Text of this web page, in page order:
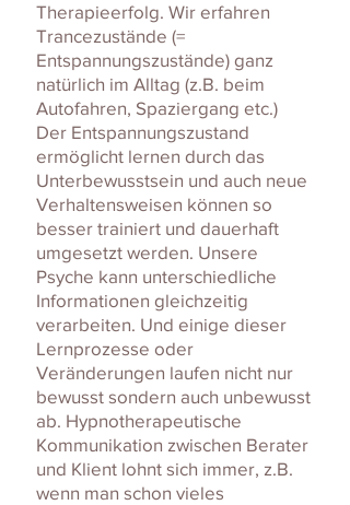
Therapieerfolg. Wir erfahren
Trancezustände (=
Entspannungszustände) ganz
natürlich im Alltag (z.B. beim
Autofahren, Spaziergang etc.)
Der Entspannungszustand
ermöglicht lernen durch das
Unterbewusstsein und auch neue
Verhaltensweisen können so
besser trainiert und dauerhaft
umgesetzt werden. Unsere
Psyche kann unterschiedliche
Informationen gleichzeitig
verarbeiten. Und einige dieser
Lernprozesse oder
Veränderungen laufen nicht nur
bewusst sondern auch unbewusst
ab. Hypnotherapeutische
Kommunikation zwischen Berater
und Klient lohnt sich immer, z.B.
wenn man schon vieles